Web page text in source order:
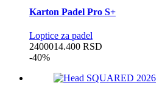
Karton Padel Pro S+
Loptice za padel
2400014.400 RSD
-40%